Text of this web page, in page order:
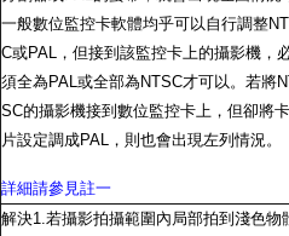
一般數位監控卡軟體均乎可以自行調整
C或PAL，但接到該監控卡上的攝影機，
須全為PAL或全部為NTSC才可以。若將
SC的攝影機接到數位監控卡上，但卻將卡
片設定調成PAL，則也會出現左列情況。
詳細請參見註一
解決1.若攝影拍攝範圍內局部拍到淺色物